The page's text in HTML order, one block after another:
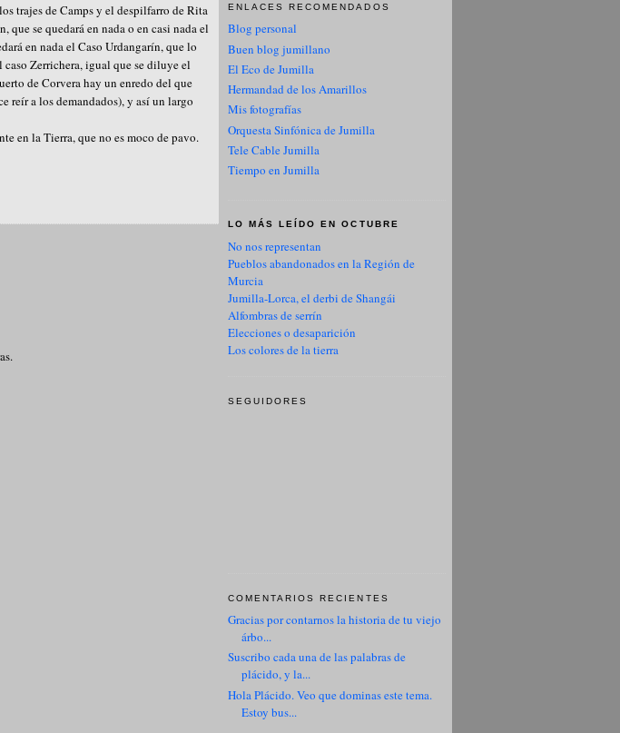
trajes de Camps y el despilfarro de Rita
que se quedará en nada o en casi nada el
en nada el Caso Urdangarín, que lo
Zerrichera, igual que se diluye el
de Corvera hay un enredo del que
reír a los demandados), y así un largo
en la Tierra, que no es moco de pavo.
ENLACES RECOMENDADOS
Blog personal
Buen blog jumillano
El Eco de Jumilla
Hermandad de los Amarillos
Mis fotografías
Orquesta Sinfónica de Jumilla
Tele Cable Jumilla
Tiempo en Jumilla
LO MÁS LEÍDO EN OCTUBRE
No nos representan
Pueblos abandonados en la Región de
Murcia
Jumilla-Lorca, el derbi de Shangái
Alfombras de serrín
Elecciones o desaparición
Los colores de la tierra
SEGUIDORES
COMENTARIOS RECIENTES
Gracias por contarnos la historia de tu viejo
árbo...
Suscribo cada una de las palabras de
plácido, y la...
Hola Plácido. Veo que dominas este tema.
Estoy bus...